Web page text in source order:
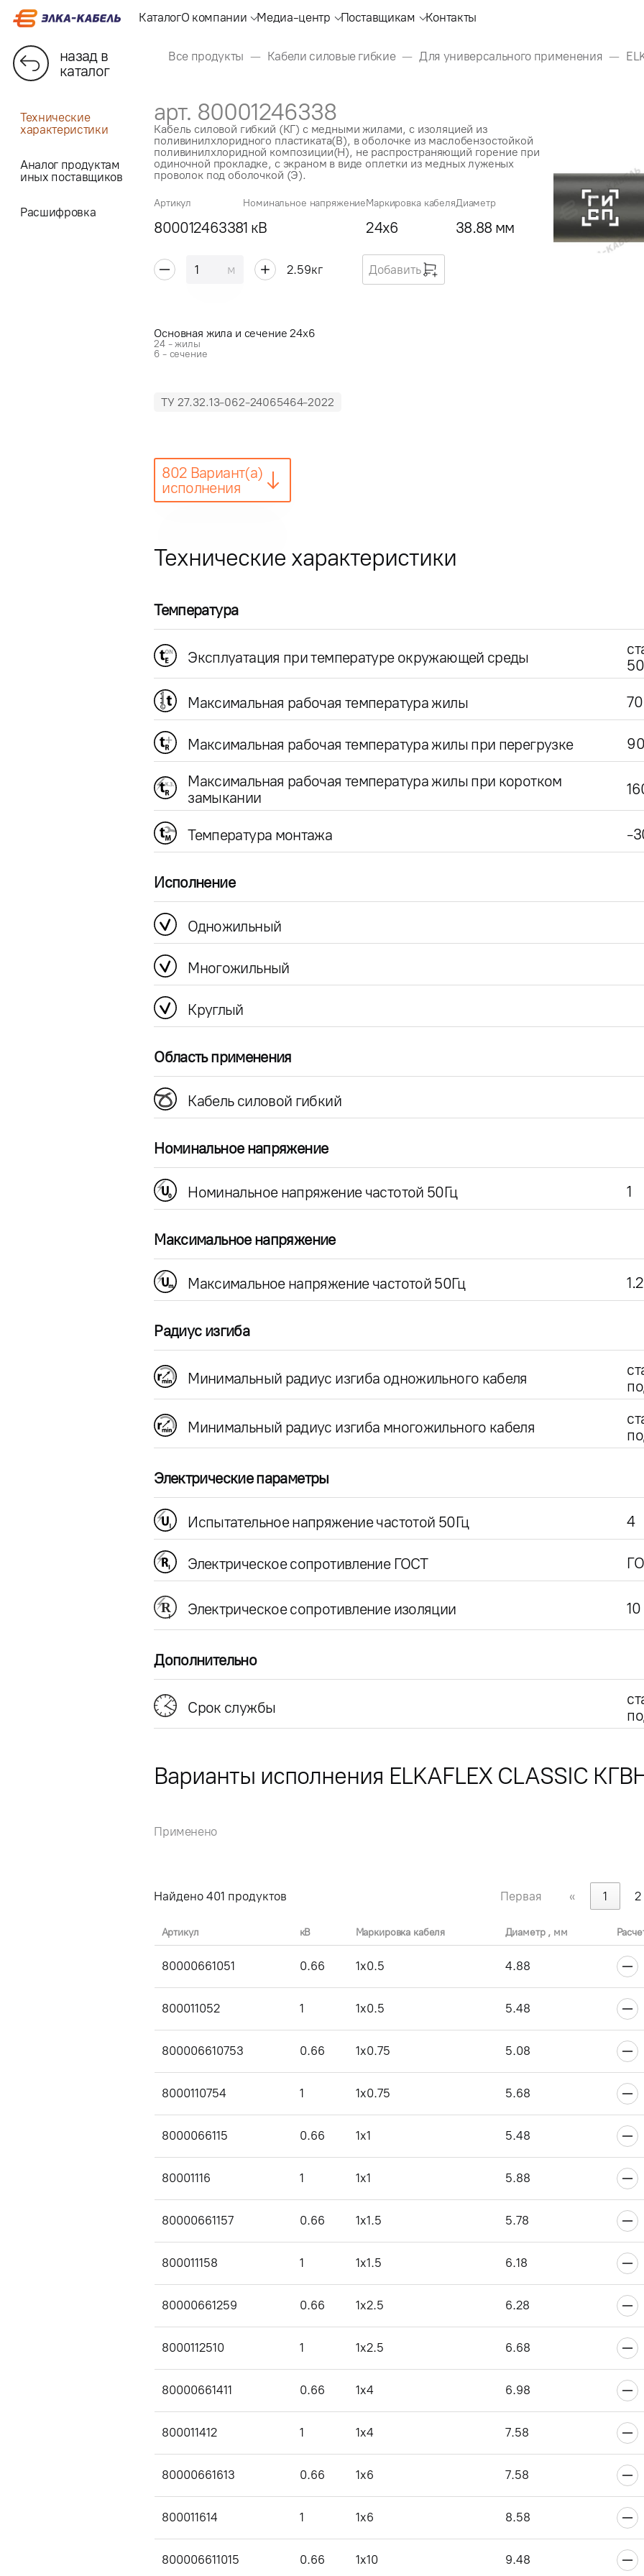
КаталогО компании Медиа-центр Поставщикам Контакты
назад в
каталог
Все продукты Кабели силовые гибкие Для универсального применения
Технические
характеристики
Аналог продуктам
иных поставщиков
Расшифровка
арт. 80001246338
Кабель силовой гибкий (КГ) с медными жилами, с изоляцией из
поливинилхлоридного пластиката(В), в оболочке из маслобензостойкой
поливинилхлоридной композиции(Н), не распространяющий горение при
одиночной прокладке, с экраном в виде оплетки из медных луженых
проволок под оболочкой (Э).
Артикул
80001246338
Номинальное напряжение
1 кВ
Маркировка кабеля
24x6
Диаметр
38.88 мм
м 2.59кг Добавить
Основная жила и сечение 24x6
24 - жилы
6 - сечение
ТУ 27.32.13-062-24065464-2022
802 Вариант(а)
исполнения
Технические характеристики
Температура
Эксплуатация при температуре окружающей среды
Максимальная рабочая температура жилы 70
Максимальная рабочая температура жилы при перегрузке 90
Максимальная рабочая температура жилы при коротком
замыкании
Температура монтажа -
Исполнение
Одножильный
Многожильный
Круглый
Область применения
Кабель силовой гибкий
Номинальное напряжение
Номинальное напряжение частотой 50Гц 1
Максимальное напряжение
Максимальное напряжение частотой 50Гц 1.2
Радиус изгиба
Минимальный радиус изгиба одножильного кабеля
Минимальный радиус изгиба многожильного кабеля
Электрические параметры
Испытательное напряжение частотой 50Гц 4
Электрическое сопротивление ГОСТ
Электрическое сопротивление изоляции 10
Дополнительно
Срок службы
Варианты исполнения ELKAFLEX CLASSIC
Применено
Найдено401 продуктов Первая « 1 2
Артикул кВ Маркировка кабеля Диаметр , мм
80000661051 0.66 1x0.5 4.88
800011052 1 1x0.5 5.48
800006610753 0.66 1x0.75 5.08
8000110754 1 1x0.75 5.68
8000066115 0.66 1x1 5.48
80001116 1 1x1 5.88
80000661157 0.66 1x1.5 5.78
800011158 1 1x1.5 6.18
80000661259 0.66 1x2.5 6.28
8000112510 1 1x2.5 6.68
80000661411 0.66 1x4 6.98
800011412 1 1x4 7.58
80000661613 0.66 1x6 7.58
800011614 1 1x6 8.58
800006611015 0.66 1x10 9.48